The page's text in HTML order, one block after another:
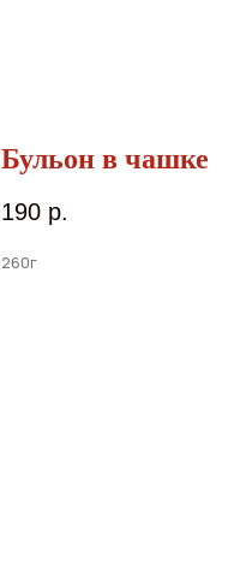
Бульон в чашке
190 р.
260г